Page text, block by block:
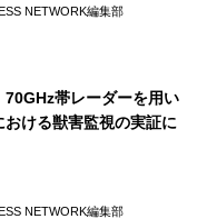
NETWORK編集部
70GHz帯レーダーを用い
おける獣害監視の実証に
NETWORK編集部